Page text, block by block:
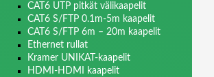
CAT6 UTP pitkät välikaapelit
CAT6 S/FTP 0.1m-5m kaapelit
CAT6 S/FTP 6m – 20m kaapelit
Ethernet rullat
Kramer UNIKAT-kaapelit
HDMI-HDMI kaapelit